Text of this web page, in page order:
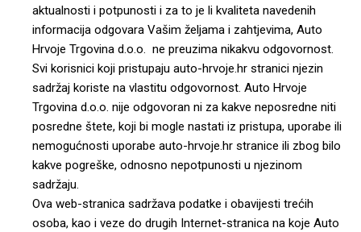
aktualnosti i potpunosti i za to je li kvaliteta navedenih
informacija odgovara Vašim željama i zahtjevima, Auto
Hrvoje Trgovina d.o.o. ne preuzima nikakvu odgovornost.
Svi korisnici koji pristupaju auto-hrvoje.hr stranici njezin
sadržaj koriste na vlastitu odgovornost. Auto Hrvoje
Trgovina d.o.o. nije odgovoran ni za kakve neposredne niti
posredne štete, koji bi mogle nastati iz pristupa, uporabe ili
nemogućnosti uporabe auto-hrvoje.hr stranice ili zbog bilo
kakve pogreške, odnosno nepotpunosti u njezinom
sadržaju.
Ova web-stranica sadržava podatke i obavijesti trećih
osoba, kao i veze do drugih Internet-stranica na koje Auto